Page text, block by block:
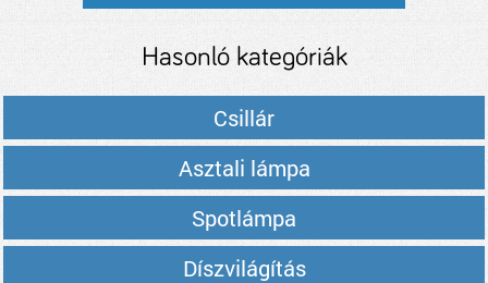
Hasonló kategóriák
Csillár
Asztali lámpa
Spotlámpa
Díszvilágítás